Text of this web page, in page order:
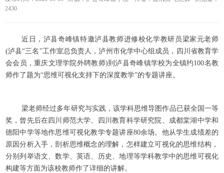
2430
近日，泸县奇峰镇特邀泸县教师进修校化学教研员梁家元老师
(泸县“三名”工作室总负责人，泸州市化学中心组成员，四川省教育学
会会员，重庆文理学院外聘教师)到泸县奇峰镇学校为全镇约100名教
师作了题为“思维可视化支持下的深度教学”的专题讲座。
梁老师经过多年研究与实践，该学科思维导图作品已获全国一等
奖，曾先后在四川师范大学、四川教育科学研究院、成都棠湖中学和
德阳中学等地作思维可视化教学专题讲座80余场。他从学生成绩差的
原因分析入手，剖析思维概念的理解，怎样建立可视化的思维结构，
分别列举语文、数学、英语、历史、地理等学科教学中的思维可视化
构建等方面为该校教师作了详细的讲解。